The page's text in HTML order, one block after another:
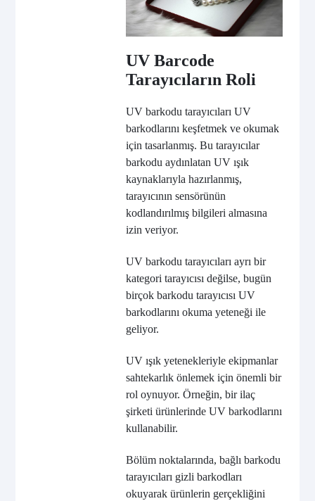
UV Barcode
Tarayıcıların Roli
UV barkodu tarayıcıları UV
barkodlarını keşfetmek ve okumak
için tasarlanmış. Bu tarayıcılar
barkodu aydınlatan UV ışık
kaynaklarıyla hazırlanmış,
tarayıcının sensörünün
kodlandırılmış bilgileri almasına
izin veriyor.
UV barkodu tarayıcıları ayrı bir
kategori tarayıcısı değilse, bugün
birçok barkodu tarayıcısı UV
barkodlarını okuma yeteneği ile
geliyor.
UV ışık yetenekleriyle ekipmanlar
sahtekarlık önlemek için önemli bir
rol oynuyor. Örneğin, bir ilaç
şirketi ürünlerinde UV barkodlarını
kullanabilir.
Bölüm noktalarında, bağlı barkodu
tarayıcıları gizli barkodları
okuyarak ürünlerin gerçekliğini